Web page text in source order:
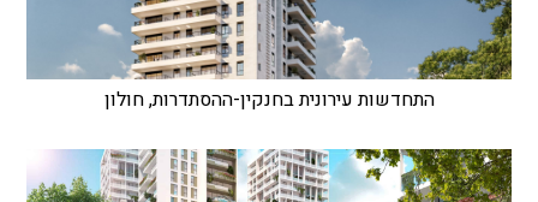
התחדשות עירונית בחנקין-ההסתדרות, חולון